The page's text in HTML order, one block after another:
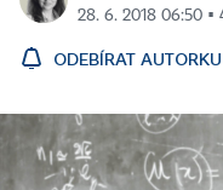
28. 6. 2018 06:50 ▪
ODEBÍRAT AUTORKU